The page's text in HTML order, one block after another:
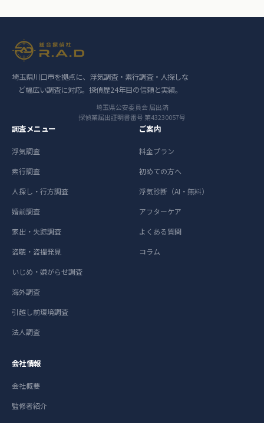
埼玉県川口市を拠点に、浮気調査・素行調査・人探しな
ど幅広い調査に対応。探偵歴24年目の信頼と実績。
埼玉県公安委員会 届出済
探偵業届出証明書番号 第43230057号
調査メニュー
浮気調査
素行調査
人探し・行方調査
婚前調査
家出・失踪調査
盗聴・盗撮発見
いじめ・嫌がらせ調査
海外調査
引越し前環境調査
法人調査
ご案内
料金プラン
初めての方へ
浮気診断（AI・無料）
アフターケア
よくある質問
コラム
会社情報
会社概要
監修者紹介